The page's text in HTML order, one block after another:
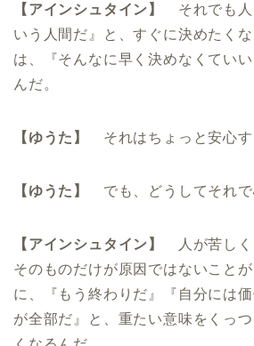
【アインシュタイン】 それでも
いう人間だ』と、すぐに決めたく
は、『そんなに早く決めなくてい
んだ。
【ゆうた】 それはちょっと安心す
【ゆうた】 でも、どうしてそれ
【アインシュタイン】
人が苦し
そのものだけが原因ではないこと
に、『もう終わりだ』『自分には
が全部だ』と、重たい意味をくっ